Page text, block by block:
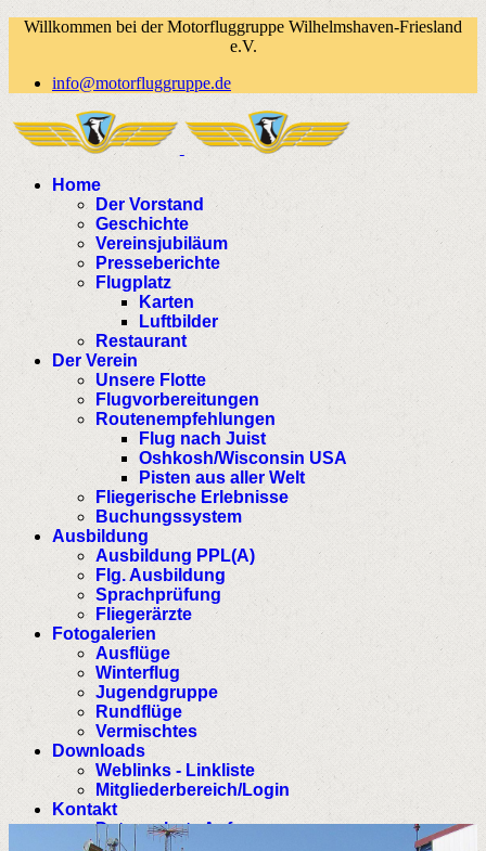
Willkommen bei der Motorfluggruppe Wilhelmshaven-Friesland
e.V.
info@motorfluggruppe.de
Home
Der Vorstand
Geschichte
Vereinsjubiläum
Presseberichte
Flugplatz
Karten
Luftbilder
Restaurant
Der Verein
Unsere Flotte
Flugvorbereitungen
Routenempfehlungen
Flug nach Juist
Oshkosh/Wisconsin USA
Pisten aus aller Welt
Fliegerische Erlebnisse
Buchungssystem
Ausbildung
Ausbildung PPL(A)
Flg. Ausbildung
Sprachprüfung
Fliegerärzte
Fotogalerien
Ausflüge
Winterflug
Jugendgruppe
Rundflüge
Vermischtes
Downloads
Weblinks - Linkliste
Mitgliederbereich/Login
Kontakt
Datenschutz Anfrage